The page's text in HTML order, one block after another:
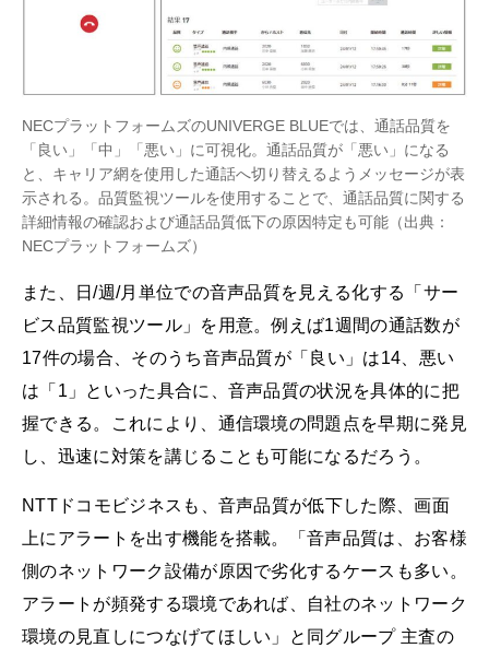
NECプラットフォームズのUNIVERGE BLUEでは、通話品質を
「良い」「中」「悪い」に可視化。通話品質が「悪い」になる
と、キャリア網を使用した通話へ切り替えるようメッセージが表
示される。品質監視ツールを使用することで、通話品質に関する
詳細情報の確認および通話品質低下の原因特定も可能（出典：
NECプラットフォームズ）
また、日/週/月単位での音声品質を見える化する「サー
ビス品質監視ツール」を用意。例えば1週間の通話数が
17件の場合、そのうち音声品質が「良い」は14、悪い
は「1」といった具合に、音声品質の状況を具体的に把
握できる。これにより、通信環境の問題点を早期に発見
し、迅速に対策を講じることも可能になるだろう。
NTTドコモビジネスも、音声品質が低下した際、画面
上にアラートを出す機能を搭載。「音声品質は、お客様
側のネットワーク設備が原因で劣化するケースも多い。
アラートが頻発する環境であれば、自社のネットワーク
環境の見直しにつなげてほしい」と同グループ 主査の